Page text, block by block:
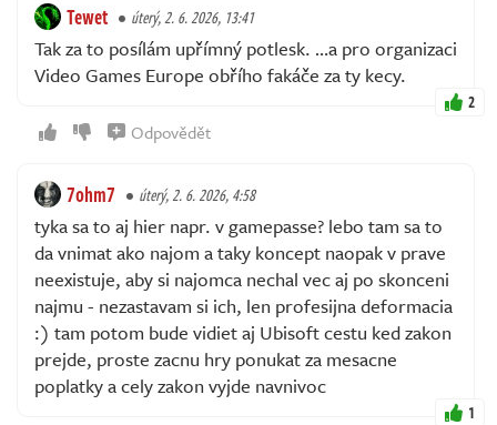
Tewet úterý, 2. 6. 2026, 13:41
Tak za to posílám upřímný potlesk. …a pro organizaci
Video Games Europe obřího fakáče za ty kecy.
2
Odpovědět
7ohm7 úterý, 2. 6. 2026, 4:58
tyka sa to aj hier napr. v gamepasse? lebo tam sa to
da vnimat ako najom a taky koncept naopak v prave
neexistuje, aby si najomca nechal vec aj po skonceni
najmu - nezastavam si ich, len profesijna deformacia
:) tam potom bude vidiet aj Ubisoft cestu ked zakon
prejde, proste zacnu hry ponukat za mesacne
poplatky a cely zakon vyjde navnivoc
1